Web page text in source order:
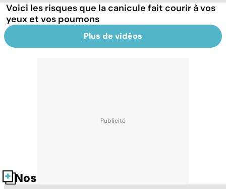
Voici les risques que la canicule fait courir à vos
yeux et vos poumons
Plus de vidéos
Nos fiches santé